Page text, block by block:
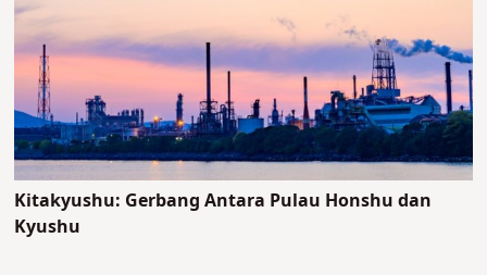
Kitakyushu: Gerbang Antara Pulau Honshu dan
Kyushu